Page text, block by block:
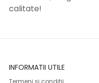
calitate!
INFORMATII UTILE